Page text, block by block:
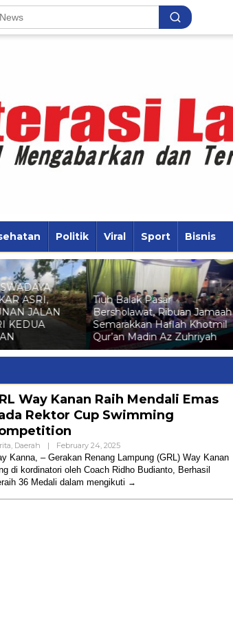
Politik Viral Sport Bisnis
ASRI,
JALAN
KEDUA
Tiuh Balak Pasar
Bersholawat, Ribuan Jamaah
Semarakkan Haflah Khotmil
Qur’an Madin Az Zuhriyah
Way Kanan Raih Mendali Emas
Rektor Cup Swimming
, Daerah | February 24, 2025By
Admin
Kanna, – Gerakan Renang Lampung (GRL) Way Kanan
di kordinatori oleh Coach Ridho Budianto, Berhasil
36 Medali dalam mengikuti